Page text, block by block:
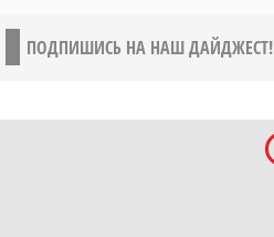
ПОДПИШИСЬ НА НАШ ДАЙДЖЕСТ!